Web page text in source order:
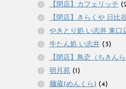
【閉店】カフェリッチ
【閉店】きらくや 日比
やきとり処 い志井 東口
牛たん処 い志井 (3)
【閉店】鳥赱（ちきん
明月苑 (1)
麺蔵(めんくら) (4)